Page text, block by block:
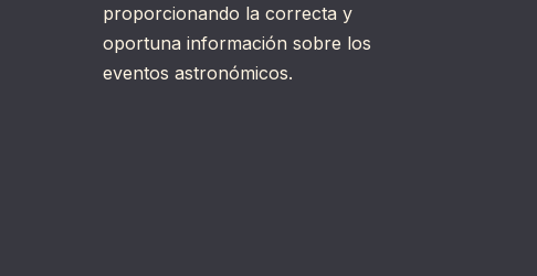
proporcionando la correcta y
oportuna información sobre los
eventos astronómicos.